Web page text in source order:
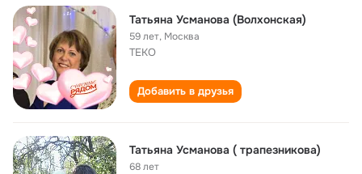
Татьяна Усманова (Волхонская)
59 лет, Москва
ТЕКО
Добавить в друзья
Татьяна Усманова ( трапезникова)
68 лет